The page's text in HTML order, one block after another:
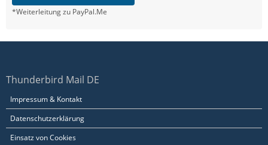
*Weiterleitung zu PayPal.Me
Thunderbird Mail DE
Impressum & Kontakt
Datenschutzerklärung
Einsatz von Cookies